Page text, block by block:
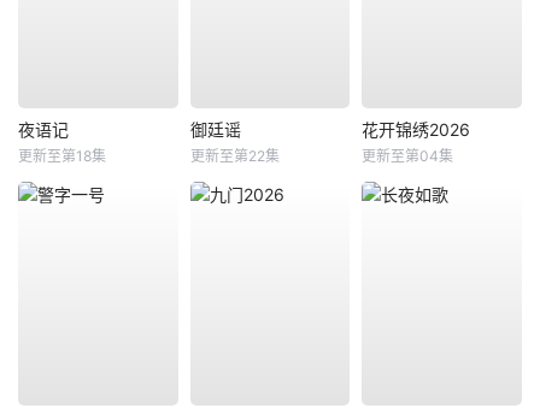
夜语记
更新至第18集
御廷谣
更新至第22集
花开锦绣2026
更新至第04集